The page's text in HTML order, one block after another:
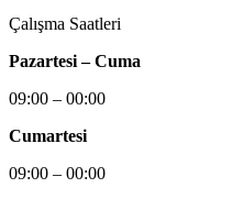
Çalışma Saatleri
Pazartesi – Cuma
09:00 – 00:00
Cumartesi
09:00 – 00:00